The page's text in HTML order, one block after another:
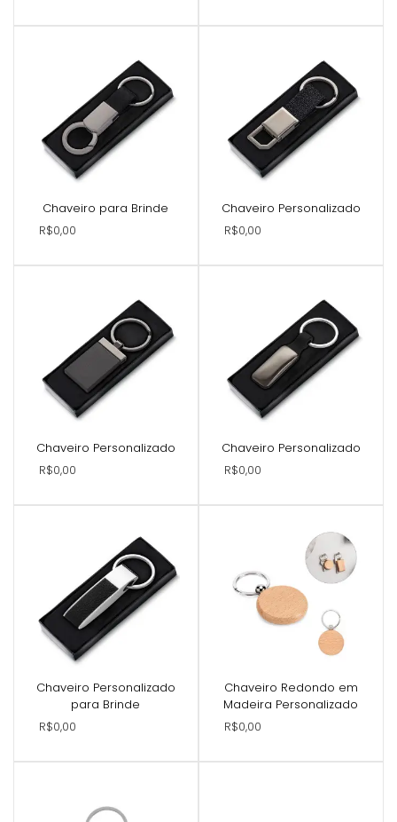
Chaveiro para Brinde
R$0,00
Chaveiro Personalizado
R$0,00
Chaveiro Personalizado
R$0,00
Chaveiro Personalizado
R$0,00
Chaveiro Personalizado
para Brinde
R$0,00
Chaveiro Redondo em
Madeira Personalizado
R$0,00